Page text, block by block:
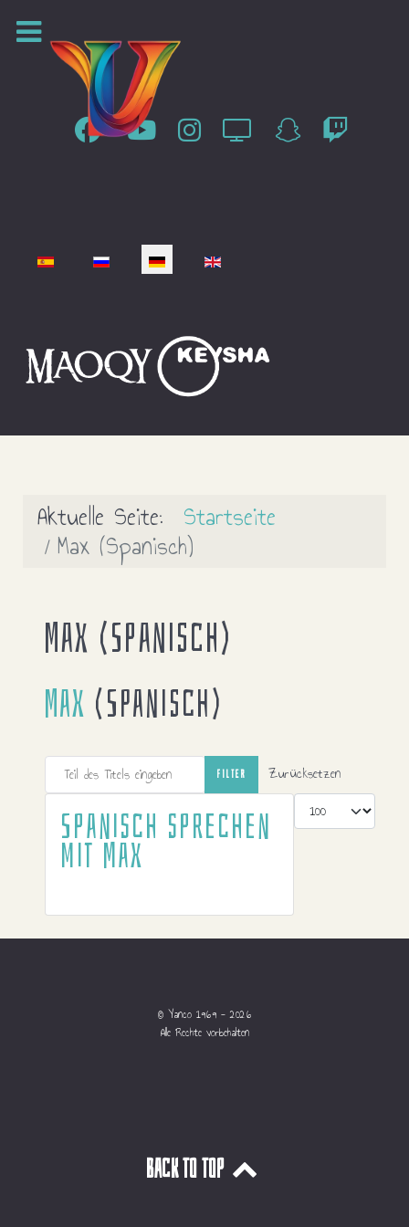
Sprache auswählen
Aktuelle Seite: Startseite
Max (Spanisch)
Max (Spanisch)
Max (Spanisch)
Teil des Titels eingeben
FILTER Zurücksetzen
Anzeige #
Spanisch sprechen
mit Max
© Yanco 1969 - 2026
Alle Rechte vorbehalten
Back to top